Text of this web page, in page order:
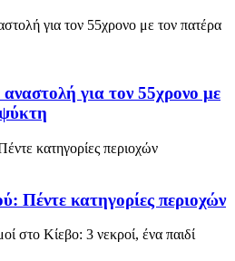
για τον 55χρονο με
Πέντε κατηγορίες περιοχών